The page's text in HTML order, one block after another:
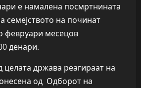
е намалена посмртнината
семејството на починат
февруари месецов
денари.
држава реагираат на
од Одборот на